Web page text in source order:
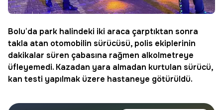
Bolu’da park halindeki iki araca çarptıktan sonra
takla atan otomobilin sürücüsü, polis ekiplerinin
dakikalar süren çabasına rağmen alkolmetreye
üfleyemedi. Kazadan yara almadan kurtulan sürücü,
kan testi yapılmak üzere hastaneye götürüldü.